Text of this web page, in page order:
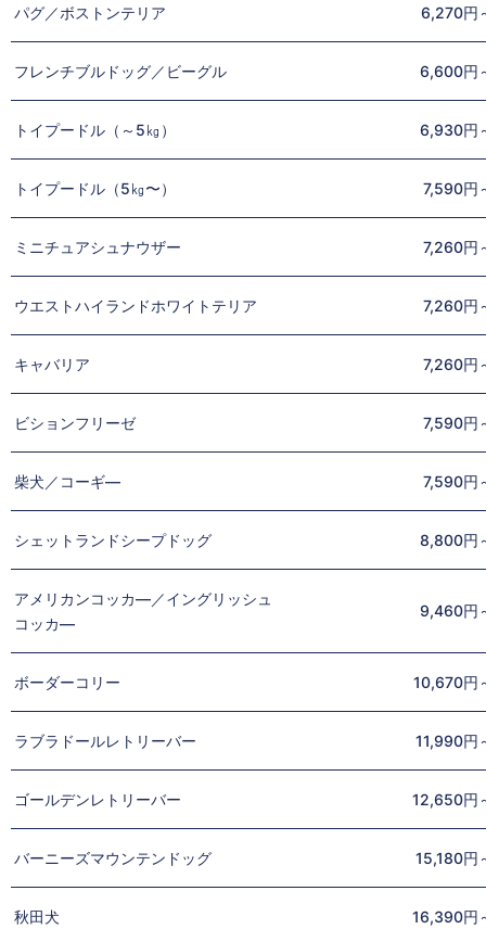
パグ／ボストンテリア 6,270円
フレンチブルドッグ／ビーグル 6,600円
トイプードル（～5㎏） 6,930円
トイプードル（5㎏〜） 7,590円
ミニチュアシュナウザー 7,260円
ウエストハイランドホワイトテリア 7,260円
キャバリア 7,260円
ビションフリーゼ 7,590円
柴犬／コーギ― 7,590円
シェットランドシープドッグ 8,800円
アメリカンコッカ―／イングリッシュ
コッカ―
9,460円
ボーダーコリー 10,670円
ラブラドールレトリーバー 11,990円
ゴールデンレトリーバー 12,650円
バーニーズマウンテンドッグ 15,180円
秋田犬 16,390円